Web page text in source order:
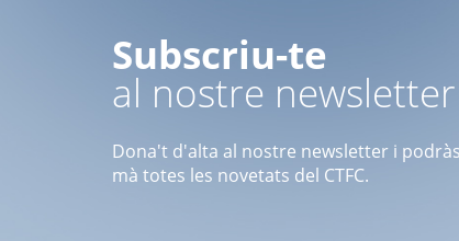
Subscriu-te
al nostre newsletter
Dona't d'alta al nostre newsletter i
mà totes les novetats del CTFC.